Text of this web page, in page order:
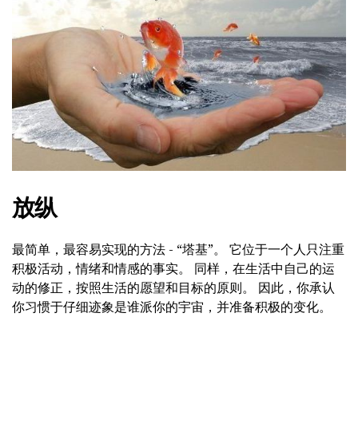
放纵
最简单，最容易实现的方法 - “塔基”。 它位于一个人只注重
积极活动，情绪和情感的事实。 同样，在生活中自己的运
动的修正，按照生活的愿望和目标的原则。 因此，你承认
你习惯于仔细迹象是谁派你的宇宙，并准备积极的变化。